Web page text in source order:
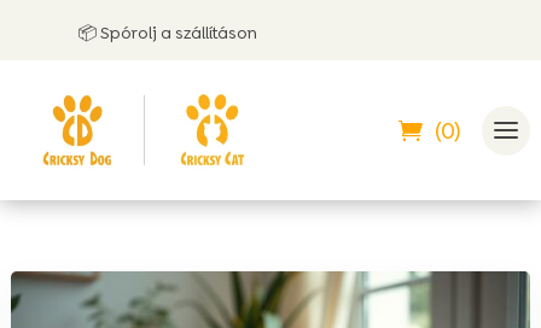
📦 Spórolj a szállításon
(0)